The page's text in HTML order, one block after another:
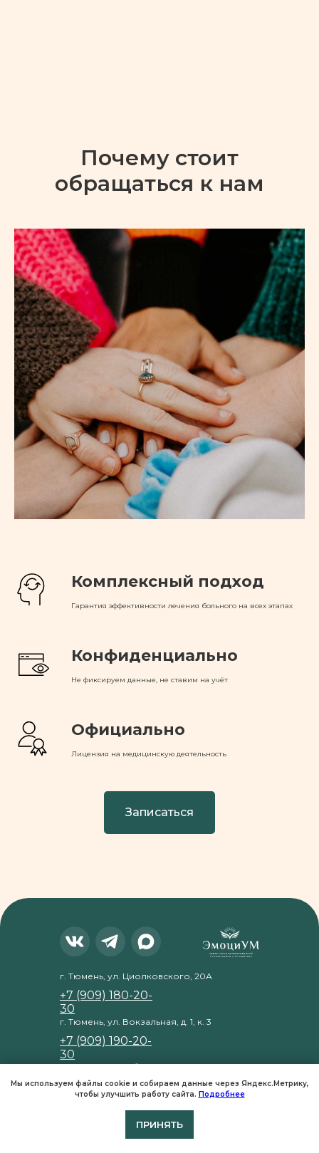
Почему стоит
обращаться к нам
Комплексный подход
Гарантия эффективности лечения больного на всех этапах
Конфиденциально
Не фиксируем данные, не ставим на учёт
Официально
Лицензия на медицинскую деятельность
Записаться
г. Тюмень, ул. Циолковского, 20А
+7 (909) 180-20-
30
пн-вс 9:00 – 23:00
по предварительной записи
+7 (909) 190-20-
30
г. Тюмень, ул. Вокзальная, д. 1, к. 3
Мы используем файлы cookie и собираем данные через Яндекс.Метрику,
чтобы улучшить работу сайта. Подробнее
ПРИНЯТЬ